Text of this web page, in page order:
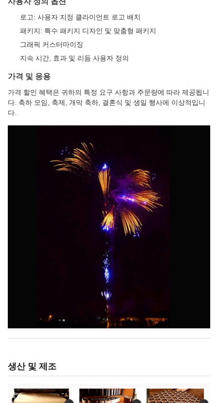
로고: 사용자 지정 클라이언트 로고 배치
패키지: 특수 패키지 디자인 및 맞춤형 패키지
그래픽 커스터마이징
지속 시간, 효과 및 리듬 사용자 정의
가격 및 응용
가격 할인 혜택은 귀하의 특정 요구 사항과 주문량에 따라 제공됩니
다. 축하 모임, 축제, 개막 축하, 결혼식 및 생일 행사에 이상적입니
다.
생산 및 제조